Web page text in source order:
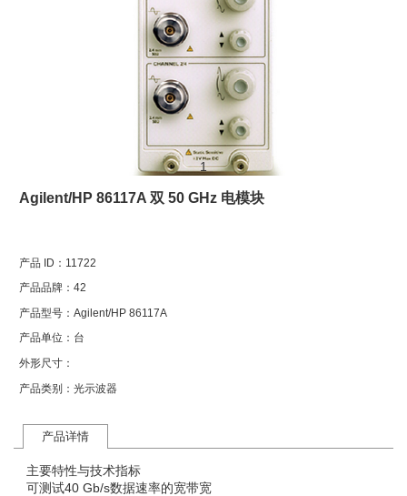
1
Agilent/HP 86117A 双 50 GHz 电模块
产品 ID： 11722
产品品牌： 42
产品型号： Agilent/HP 86117A
产品单位： 台
外形尺寸：
产品类别： 光示波器
产品详情
主要特性与技术指标
可测试40 Gb/s数据速率的宽带宽